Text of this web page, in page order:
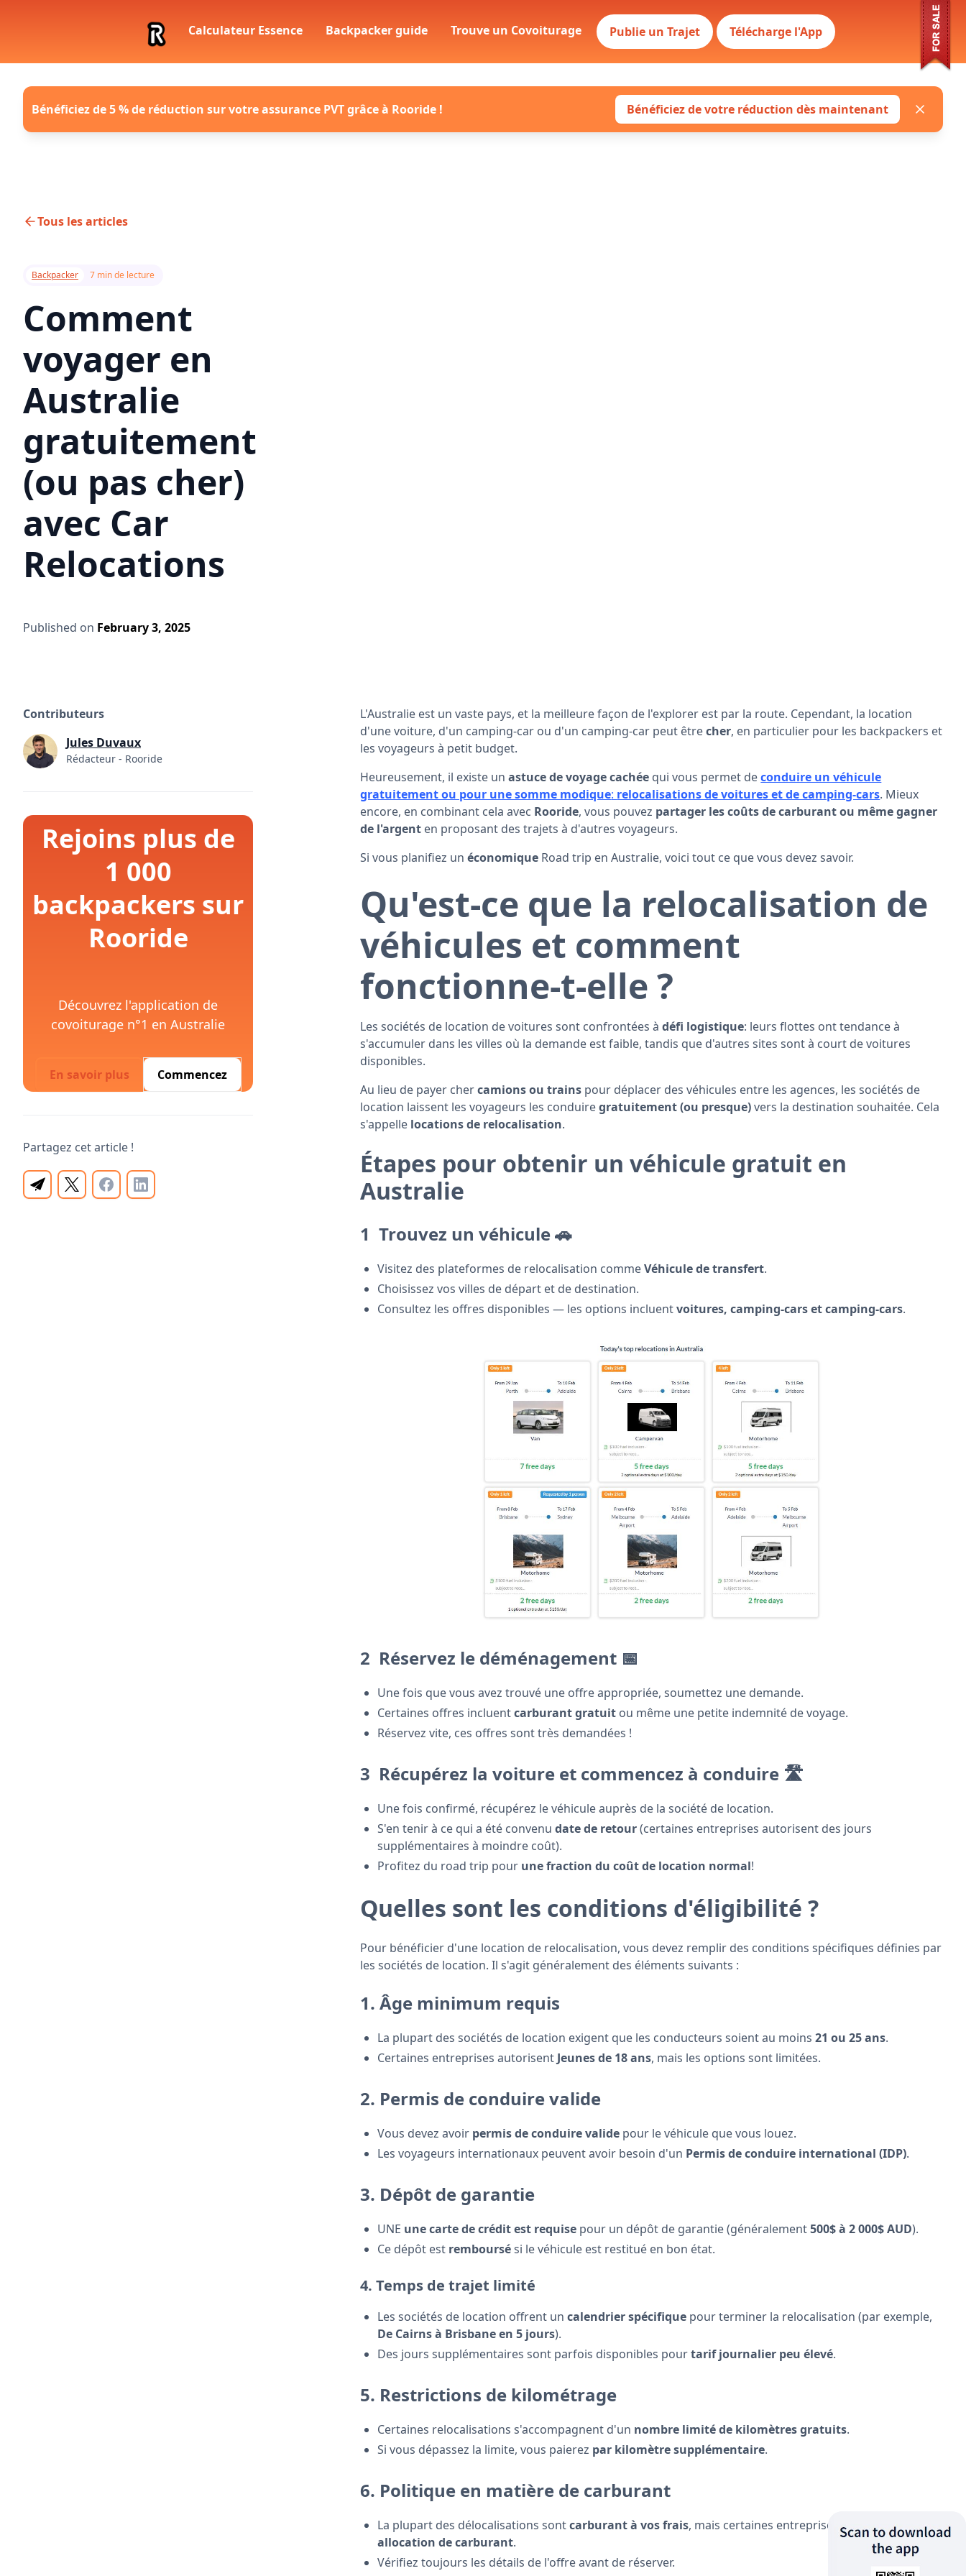
Calculateur Essence Backpacker guide Trouve un Covoiturage Publie un Trajet Télécharge l'App
Bénéficiez de 5 % de réduction sur votre assurance PVT grâce à Rooride ! Bénéficiez de votre réduction dès maintenant
Tous les articles
Backpacker 7 min de lecture
Comment
voyager en
Australie
gratuitement
(ou pas cher)
avec Car
Relocations
Published on February 3, 2025
Contributeurs
Jules Duvaux
Rédacteur - Rooride
Rejoins plus de
1 000
backpackers sur
Rooride
Découvrez l'application de
covoiturage n°1 en Australie
En savoir plus Commencez
Partagez cet article !
L'Australie est un vaste pays, et la meilleure façon de l'explorer est par la route. Cependant, la location
d'une voiture, d'un camping-car ou d'un camping-car peut êtrecher, en particulier pour les backpackers et
les voyageurs à petit budget.
Heureusement, il existe unastuce de voyage cachée qui vous permet deconduire un véhicule
gratuitement ou pour une somme modique: relocalisations de voitures et de camping-cars. Mieux
encore, en combinant cela avec Rooride, vous pouvez partager les coûts de carburant ou même gagner
de l'argent en proposant des trajets à d'autres voyageurs.
Si vous planifiez unéconomique Road trip en Australie, voici tout ce que vous devez savoir.
Qu'est-ce que la relocalisation de
véhicules et comment
fonctionne-t-elle ?
Les sociétés de location de voitures sont confrontées àdéfi logistique: leurs flottes ont tendance à
s'accumuler dans les villes où la demande est faible, tandis que d'autres sites sont à court de voitures
disponibles.
Au lieu de payer chercamions ou trains pour déplacer des véhicules entre les agences, les sociétés de
location laissent les voyageurs les conduiregratuitement (ou presque)vers la destination souhaitée. Cela
s'appelle locations de relocalisation.
Étapes pour obtenir un véhicule gratuit en
Australie
1 ️Trouvez un véhicule🚗
Visitez des plateformes de relocalisation commeVéhicule de transfert.
Choisissez vos villes de départ et de destination.
Consultez les offres disponibles — les options incluentvoitures, camping-cars et camping-cars.
2 ️ Réservez le déménagement 📅
Une fois que vous avez trouvé une offre appropriée, soumettez une demande.
Certaines offres incluentcarburant gratuit ou même une petite indemnité de voyage.
Réservez vite, ces offres sont très demandées !
3 ️ Récupérez la voiture et commencez à conduire 🛣️
Une fois confirmé, récupérez le véhicule auprès de la société de location.
S'en tenir à ce qui a été convenudate de retour(certaines entreprises autorisent des jours
supplémentaires à moindre coût).
Profitez du road trip pour une fraction du coût de location normal!
Quelles sont les conditions d'éligibilité ?
Pour bénéficier d'une location de relocalisation, vous devez remplir des conditions spécifiques définies par
les sociétés de location. Il s'agit généralement des éléments suivants :
1. Âge minimum requis
La plupart des sociétés de location exigent que les conducteurs soient au moins21 ou 25 ans.
Certaines entreprises autorisent Jeunes de 18 ans, mais les options sont limitées.
2. Permis de conduire valide
Vous devez avoir permis de conduire valide pour le véhicule que vous louez.
Les voyageurs internationaux peuvent avoir besoin d'un Permis de conduire international (IDP).
3. Dépôt de garantie
UNE une carte de crédit est requise pour un dépôt de garantie (généralement500$ à 2 000$ AUD).
Ce dépôt est remboursési le véhicule est restitué en bon état.
4. Temps de trajet limité
Les sociétés de location offrent uncalendrier spécifique pour terminer la relocalisation (par exemple,
De Cairns à Brisbane en 5 jours).
Des jours supplémentaires sont parfois disponibles pourtarif journalier peu élevé.
5. Restrictions de kilométrage
Certaines relocalisations s'accompagnent d'un nombre limité de kilomètres gratuits.
Si vous dépassez la limite, vous paierez par kilomètre supplémentaire.
6. Politique en matière de carburant
La plupart des délocalisations sontcarburant à vos frais, mais certaines entreprises proposent un
allocation de carburant.
Vérifiez toujours les détails de l'offre avant de réserver.